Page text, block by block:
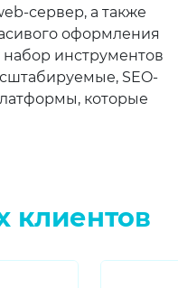
сервер, а также
оформления
набор инструментов
SEO-
которые
клиентов